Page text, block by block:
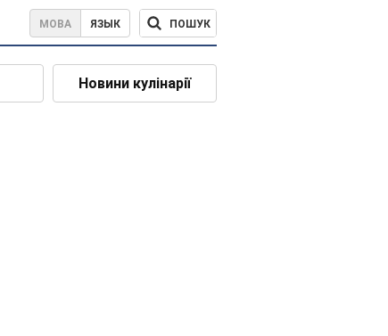
МОВА ЯЗЫК ПОШУК
Новини кулінарії